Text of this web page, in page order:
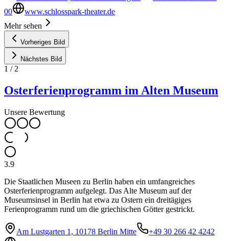
00
www.schlosspark-theater.de
Mehr sehen
Vorheriges Bild
Nächstes Bild
1 / 2
Osterferienprogramm im Alten Museum
Unsere Bewertung
3.9
Die Staatlichen Museen zu Berlin haben ein umfangreiches
Osterferienprogramm aufgelegt. Das Alte Museum auf der
Museumsinsel in Berlin hat etwa zu Ostern ein dreitägiges
Ferienprogramm rund um die griechischen Götter gestrickt.
Am Lustgarten 1, 10178 Berlin Mitte
+49 30 266 42 4242